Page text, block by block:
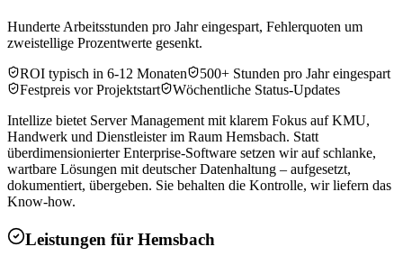
Hunderte Arbeitsstunden pro Jahr eingespart, Fehlerquoten um
zweistellige Prozentwerte gesenkt.
ROI typisch in 6-12 Monaten
500+ Stunden pro Jahr eingespart
Festpreis vor Projektstart
Wöchentliche Status-Updates
Intellize bietet Server Management mit klarem Fokus auf KMU,
Handwerk und Dienstleister im Raum Hemsbach. Statt
überdimensionierter Enterprise-Software setzen wir auf schlanke,
wartbare Lösungen mit deutscher Datenhaltung – aufgesetzt,
dokumentiert, übergeben. Sie behalten die Kontrolle, wir liefern das
Know-how.
Leistungen für Hemsbach